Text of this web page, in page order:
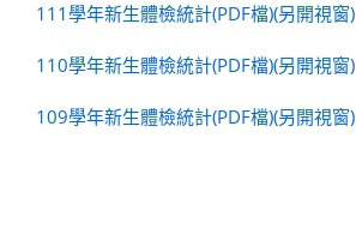
111學年新生體檢統計(PDF檔)(另開視窗)
110學年新生體檢統計(PDF檔)(另開視窗)
109學年新生體檢統計(PDF檔)(另開視窗)